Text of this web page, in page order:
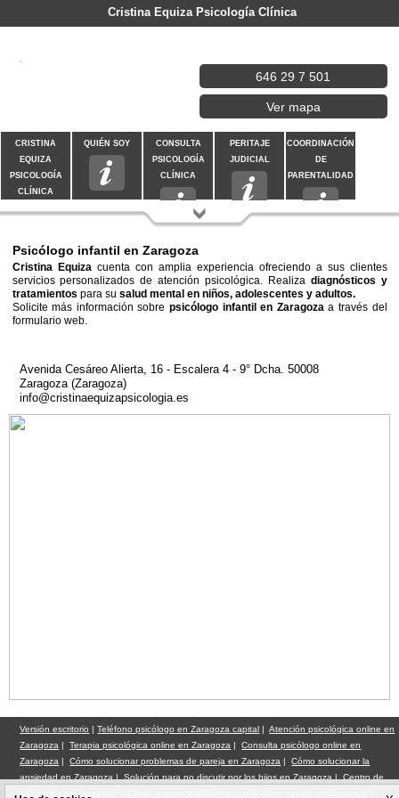
Cristina Equiza Psicología Clínica
646 29 7 501
Ver mapa
CRISTINA
EQUIZA
PSICOLOGÍA
CLÍNICA
QUIÉN SOY
CONSULTA
PSICOLOGÍA
CLÍNICA
PERITAJE
JUDICIAL
COORDINACIÓN
DE
PARENTALIDAD
CONTACTAR
Psicólogo infantil en Zaragoza
Cristina Equiza cuenta con amplia experiencia ofreciendo a sus clientes
servicios personalizados de atención psicológica. Realiza diagnósticos y
tratamientos para su salud mental en niños, adolescentes y adultos.
Solicite más información sobre psicólogo infantil en Zaragoza a través del
formulario web.
Avenida Cesáreo Alierta, 16 - Escalera 4 - 9° Dcha. 50008
Zaragoza (Zaragoza)
info@cristinaequizapsicologia.es
Versión escritorio |Teléfono psicólogo en Zaragoza capital |Atención psicológica online en
Zaragoza |Terapia psicológica online en Zaragoza |Consulta psicólogo online en
Zaragoza |Cómo solucionar problemas de pareja en Zaragoza |Cómo solucionar la
ansiedad en Zaragoza|Solución para no discutir por los hijos en Zaragoza|Centro de
psicología en Zaragoza